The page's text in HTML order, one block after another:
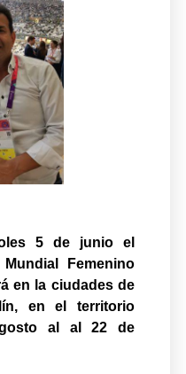
5 de junio el
Femenino
en la ciudades de
en el territorio
al al 22 de